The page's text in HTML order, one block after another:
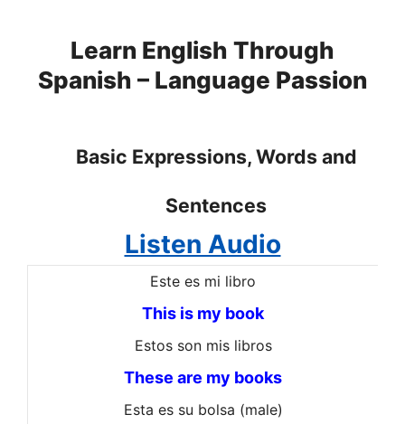
Learn English Through
Spanish – Language Passion
Basic Expressions, Words and
Sentences
Listen Audio
Este es mi libro
This is my book
Estos son mis libros
These are my books
Esta es su bolsa (male)